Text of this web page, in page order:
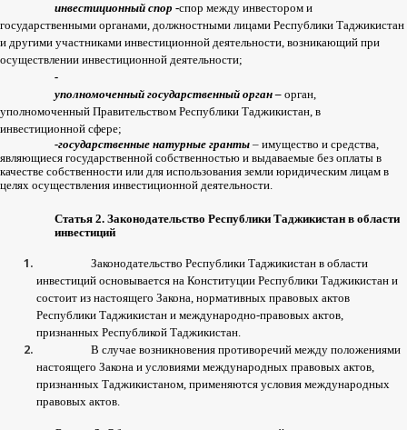
инвестиционный спор -спор между инвестором и
государственными органами, должностными лицами Республики Таджикистан
и другими участниками инвестиционной деятельности, возникающий при
осуществлении инвестиционной деятельности;
-
уполномоченный государственный орган– орган,
уполномоченный Правительством Республики Таджикистан, в
инвестиционной сфере;
-государственные натурные гранты – имущество и средства,
являющиеся государственной собственностью и выдаваемые без оплаты в
качестве собственности или для использования земли юридическим лицам в
целях осуществления инвестиционной деятельности.
Статья 2. Законодательство Республики Таджикистан в области
инвестиций
Законодательство Республики Таджикистан в области
инвестиций основывается на Конституции Республики Таджикистан и
состоит из настоящего Закона, нормативных правовых актов
Республики Таджикистан и международно-правовых актов,
признанных Республикой Таджикистан.
В случае возникновения противоречий между положениями
настоящего Закона и условиями международных правовых актов,
признанных Таджикистаном, применяются условия международных
правовых актов.